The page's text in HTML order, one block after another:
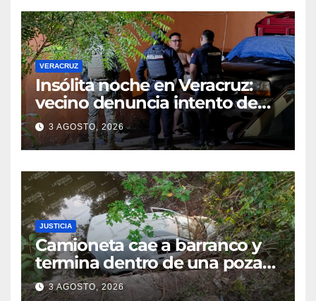
VERACRUZ
Insólita noche en Veracruz:
vecino denuncia intento de
cateo tras viralizar video
captado por cámaras de
seguridad
3 AGOSTO, 2026
JUSTICIA
Camioneta cae a barranco y
termina dentro de una poza
en Coatzintla; conductor sale
3 AGOSTO, 2026